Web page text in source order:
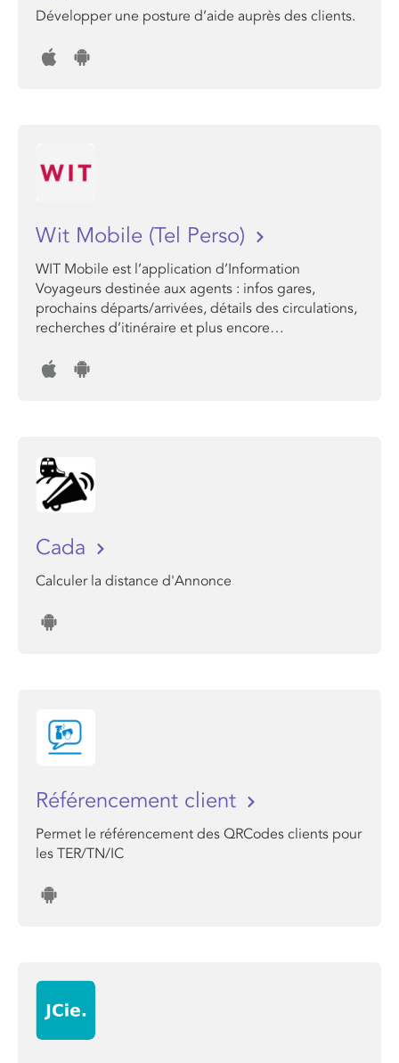
Développer une posture d’aide auprès des clients.
Wit Mobile (Tel Perso)
WIT Mobile est l’application d’Information
Voyageurs destinée aux agents : infos gares,
prochains départs/arrivées, détails des circulations,
recherches d’itinéraire et plus encore…
Cada
Calculer la distance d'Annonce
Référencement client
Permet le référencement des QRCodes clients pour
les TER/TN/IC